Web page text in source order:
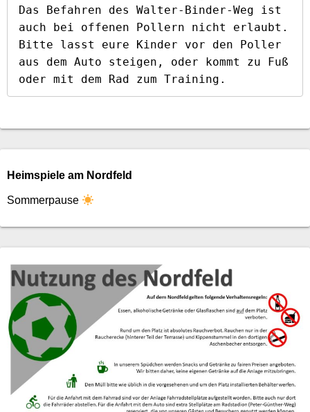
Das Befahren des Walter-Binder-Weg ist
auch bei offenen Pollern nicht erlaubt.
Bitte lasst eure Kinder vor den Poller
aus dem Auto steigen, oder kommt zu Fuß
oder mit dem Rad zum Training.
Heimspiele am Nordfeld
Sommerpause